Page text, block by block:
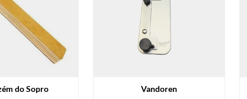
do Sopro Vandoren